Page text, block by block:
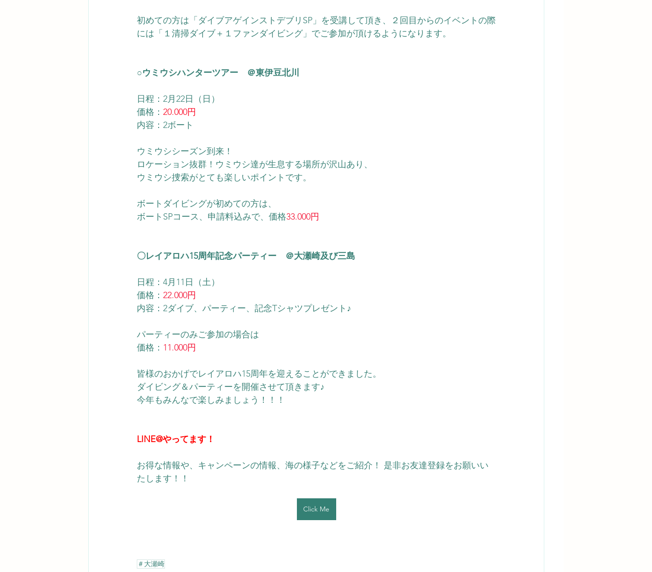
初めての方は「ダイブアゲインストデブリSP」を受講して頂き、２回目からのイベントの際
には「１清掃ダイブ＋１ファンダイビング」でご参加が頂けるようになります。
○ウミウシハンターツアー　＠東伊豆北川
日程：2月22日（日）
価格： 20.000円
内容：2ボート
ウミウシシーズン到来！
ロケーション抜群！ウミウシ達が生息する場所が沢山あり、
ウミウシ捜索がとても楽しいポイントです。
ボートダイビングが初めての方は、
​ボートSPコース、申請料込みで、価格33.000円
〇レイアロハ15周年記念パーティー　＠大瀬崎及び三島
日程：4月11日（土）
価格： 22.000円
内容：2ダイブ、パーティー、記念Tシャツプレゼント♪
パーティーのみご参加の場合は
価格： 11.000円
皆様のおかげでレイアロハ15周年を迎えることができました。
ダイビング＆パーティーを開催させて頂きます♪
今年もみんなで楽しみましょう！！！
LINE@やってます！
お得な情報や、キャンペーンの情報、海の様子などをご紹介！ 是非お友達登録をお願いい
たします！！
Click Me
＃大瀬崎